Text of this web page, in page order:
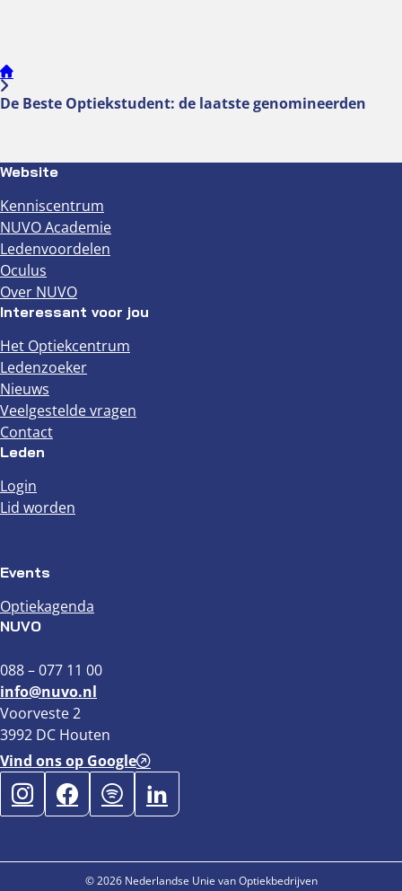
De Beste Optiekstudent: de laatste genomineerden
Website
Kenniscentrum
NUVO Academie
Ledenvoordelen
Oculus
Over NUVO
Interessant voor jou
Het Optiekcentrum
Ledenzoeker
Nieuws
Veelgestelde vragen
Contact
Leden
Login
Lid worden
Events
Optiekagenda
NUVO
088 – 077 11 00
info@nuvo.nl
Voorveste 2
3992 DC Houten
Vind ons op Google
© 2026 Nederlandse Unie van Optiekbedrijven